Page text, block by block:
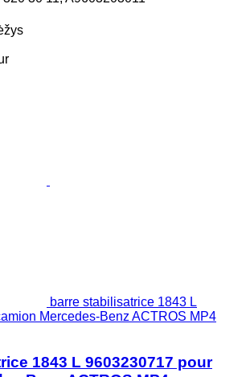
barre stabilisatrice 1843 L
Mercedes-Benz ACTROS MP4
1843 L 9603230717 pour